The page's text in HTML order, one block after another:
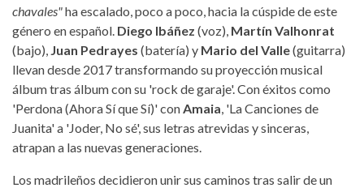
chavales"ha escalado, poco a poco, hacia la cúspide de este
género en español. Diego Ibáñez (voz), Martín Valhonrat
(bajo), Juan Pedrayes (batería) y Mario del Valle(guitarra)
llevan desde 2017 transformando su proyección musical
álbum tras álbum con su 'rock de garaje'. Con éxitos como
'Perdona (Ahora Sí que Sí)' conAmaia, 'La Canciones de
Juanita' a 'Joder, No sé', sus letras atrevidas y sinceras,
atrapan a las nuevas generaciones.
Los madrileños decidieron unir sus caminos tras salir de un